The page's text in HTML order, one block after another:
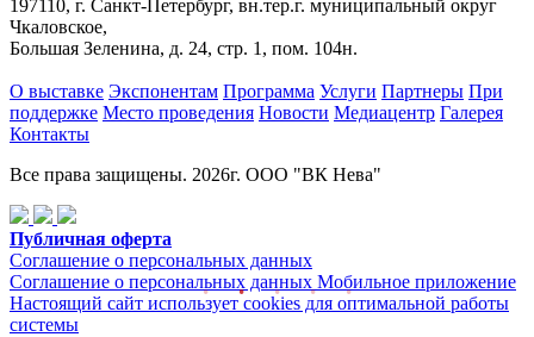
197110, г. Санкт-Петербург, вн.тер.г. муниципальный округ
Чкаловское,
Большая Зеленина, д. 24, стр. 1, пом. 104н.
О выставке Экспонентам Программа Услуги Партнеры При
поддержке Место проведения Новости Медиацентр Галерея
Контакты
Все права защищены. 2026г. ООО "ВК Нева"
Публичная оферта
Соглашение о персональных данных
Соглашение о персональных данных Мобильное приложение
Настоящий сайт использует cookies для оптимальной работы
системы